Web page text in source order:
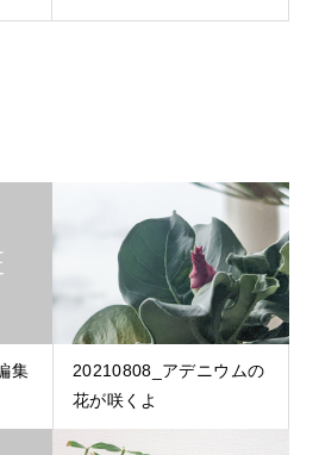
集
20210808_アデニウムの
花が咲くよ